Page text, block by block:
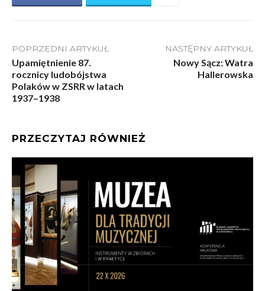
POPRZEDNI ARTYKUŁ
Upamiętnienie 87.
rocznicy ludobójstwa
Polaków w ZSRR w latach
1937–1938
NASTĘPNY ARTYKUŁ
Nowy Sącz: Watra
Hallerowska
PRZECZYTAJ RÓWNIEŻ